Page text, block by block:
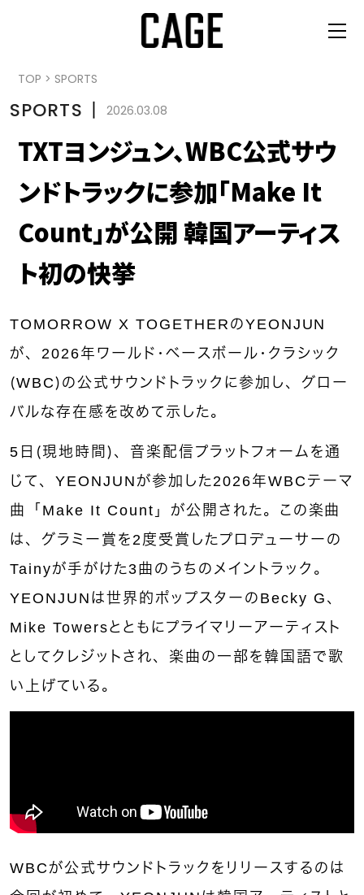
TOP > SPORTS
SPORTS 丨 2026.03.08
TXTヨンジュン、WBC公式サウ
ンドトラックに参加「Make It
Count」が公開 韓国アーティス
ト初の快挙
TOMORROW X TOGETHERのYEONJUN
が、2026年ワールド・ベースボール・クラシック
（WBC）の公式サウンドトラックに参加し、グロー
バルな存在感を改めて示した。
5日（現地時間）、音楽配信プラットフォームを通
じて、YEONJUNが参加した2026年WBCテーマ
曲「Make It Count」が公開された。この楽曲
は、グラミー賞を2度受賞したプロデューサーの
Tainyが手がけた3曲のうちのメイントラック。
YEONJUNは世界的ポップスターのBecky G、
Mike Towersとともにプライマリーアーティスト
としてクレジットされ、楽曲の一部を韓国語で歌
い上げている。
WBCが公式サウンドトラックをリリースするのは